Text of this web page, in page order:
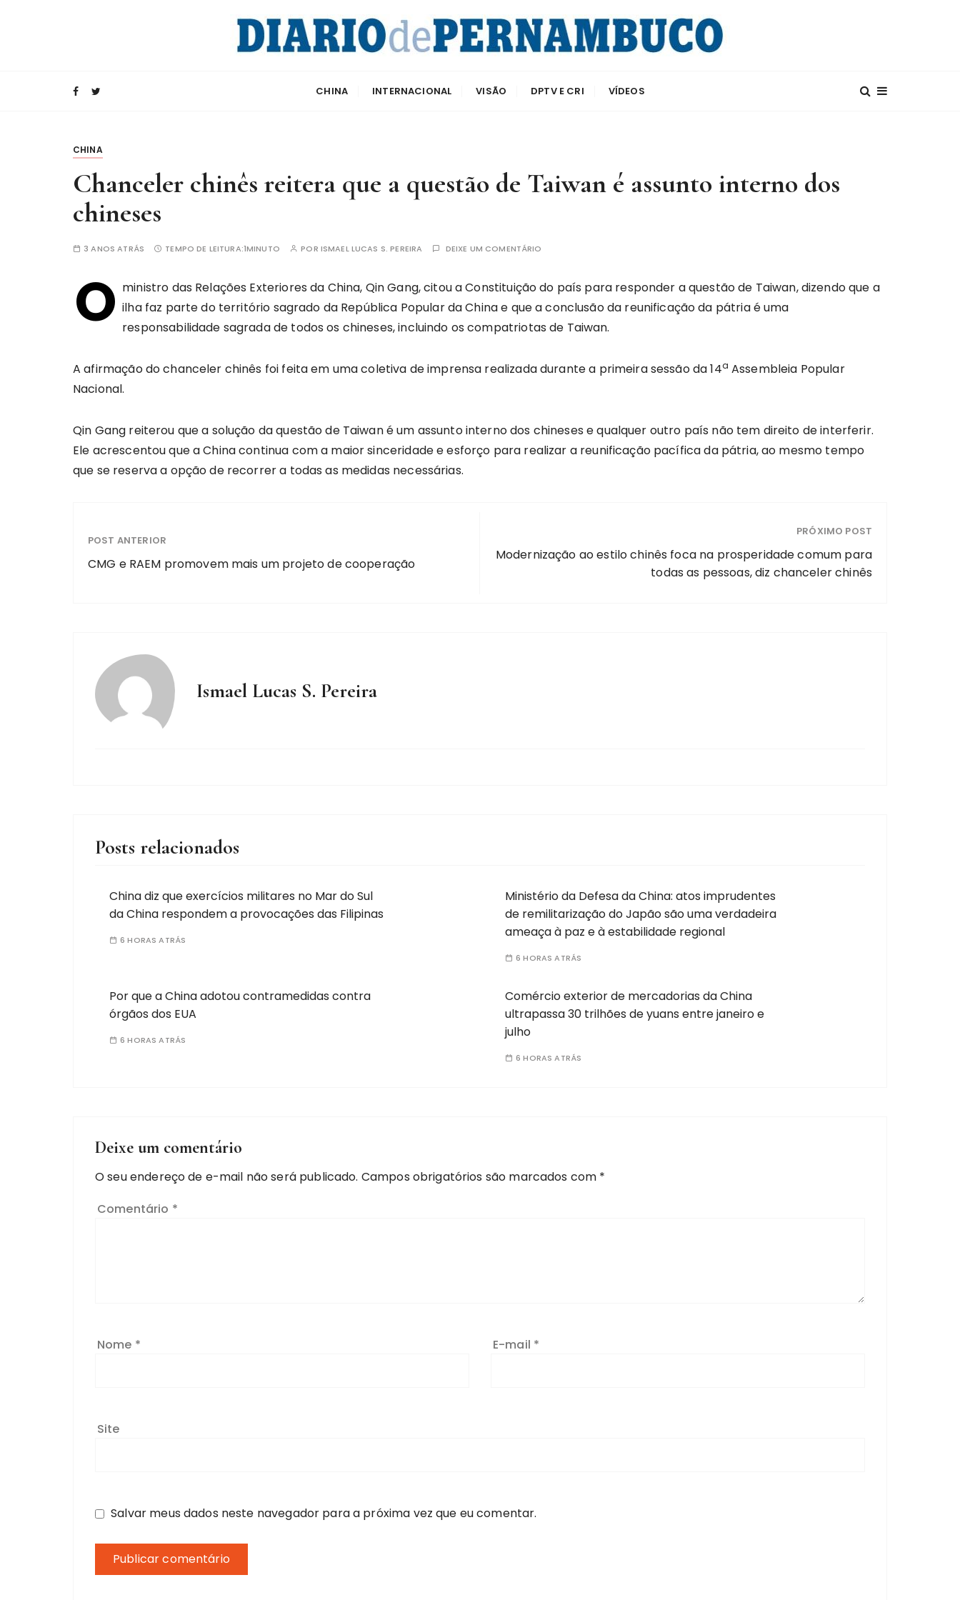
CRI e Diario de Pernambuco
CHINA INTERNACIONAL VISÃO DPTV E CRI VÍDEOS
CHINA
Chanceler chinês reitera que a questão de Taiwan é assunto interno dos
chineses
3 ANOS ATRÁS TEMPO DE LEITURA:1MINUTO POR ISMAEL LUCAS S. PEREIRA DEIXE UM COMENTÁRIO
O ministro das Relações Exteriores da China, Qin Gang, citou a Constituição do país para responder a questão de Taiwan, dizendo que a
ilha faz parte do território sagrado da República Popular da China e que a conclusão da reunificação da pátria é uma
responsabilidade sagrada de todos os chineses, incluindo os compatriotas de Taiwan.
A afirmação do chanceler chinês foi feita em uma coletiva de imprensa realizada durante a primeira sessão da 14a Assembleia Popular
Nacional.
Qin Gang reiterou que a solução da questão de Taiwan é um assunto interno dos chineses e qualquer outro país não tem direito de interferir.
Ele acrescentou que a China continua com a maior sinceridade e esforço para realizar a reunificação pacífica da pátria, ao mesmo tempo
que se reserva a opção de recorrer a todas as medidas necessárias.
POST ANTERIOR
CMG e RAEM promovem mais um projeto de cooperação
PRÓXIMO POST
Modernização ao estilo chinês foca na prosperidade comum para
todas as pessoas, diz chanceler chinês
Ismael Lucas S. Pereira
Posts relacionados
China diz que exercícios militares no Mar do Sul
da China respondem a provocações das Filipinas
6 HORAS ATRÁS
Ministério da Defesa da China: atos imprudentes
de remilitarização do Japão são uma verdadeira
ameaça à paz e à estabilidade regional
6 HORAS ATRÁS
Por que a China adotou contramedidas contra
órgãos dos EUA
6 HORAS ATRÁS
Comércio exterior de mercadorias da China
ultrapassa 30 trilhões de yuans entre janeiro e
julho
6 HORAS ATRÁS
Deixe um comentário
O seu endereço de e-mail não será publicado. Campos obrigatórios são marcados com *
Comentário *
Nome * E-mail *
Site
Salvar meus dados neste navegador para a próxima vez que eu comentar.